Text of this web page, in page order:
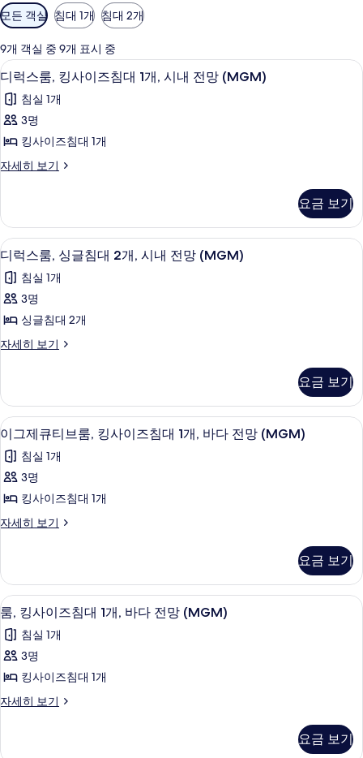
객
실
에
사
용
가
능
한
터
모든 객실 침대 1개 침대 2개
9개 객실 중 9개 표시 중
디
럭
스
룸,
킹
사
즈
침
대
개,
시
내
(MGM)
사
진
모
두
보
기
디럭스룸, 킹사이즈침대 1개, 시내 전
2
디럭스룸, 킹사이즈침대 1개, 시내 전망 (MGM)
침실 1개
3명
킹사이즈침대 1개
자세히 보기
디
킹
사
이
즈
침
대
개,
시
내
(MGM)
세
히
보
기
요금 보기
디
럭
스
룸,
싱
글
대
2
개,
시
내
전
망
진
모
두
보
기
디럭스룸, 싱글침대 2개, 시내 전망
3
디럭스룸, 싱글침대 2개, 시내 전망 (MGM)
침실 1개
3명
싱글침대 2개
자세히 보기
디
싱
글
침
대
2
개,
내
전
망
세
보
기
요금 보기
이
그
제
큐
티
브
킹
사
이
즈
침
대
1
이그제큐티브룸, 킹사이즈침대 1개,
3
이그제큐티브룸, 킹사이즈침대 1개, 바다 전망 (MGM)
침실 1개
3명
킹사이즈침대 1개
자세히 보기
이
티
브
룸,
킹
사
이
침
대
1
요금 보기
룸,
킹
사
이
즈
침
1
룸, 킹사이즈침대 1개, 바다 전망
3
룸, 킹사이즈침대 1개, 바다 전망 (MGM)
침실 1개
3명
킹사이즈침대 1개
자세히 보기
룸,
요금 보기